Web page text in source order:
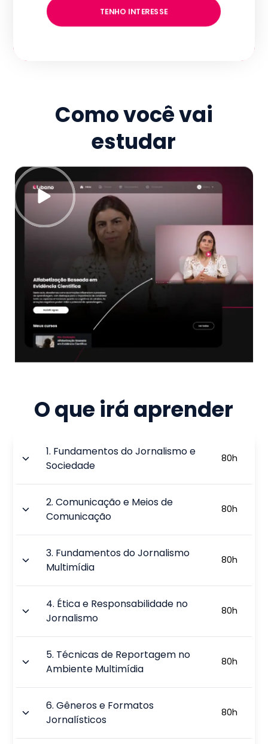
TENHO INTERESSE
Como você vai
estudar
O que irá aprender
1. Fundamentos do Jornalismo e
Sociedade
80h
2.Comunicação e Meios de
Comunicação
80h
3. Fundamentos do Jornalismo
Multimídia
80h
4. Ética e Responsabilidade no
Jornalismo
80h
5. Técnicas de Reportagem no
Ambiente Multimídia
80h
6.Gêneros e Formatos
Jornalísticos
80h